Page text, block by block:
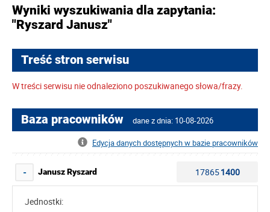
Wyniki wyszukiwania dla zapytania:
"Ryszard Janusz"
Treść stron serwisu
W treści serwisu nie odnaleziono poszukiwanego słowa/frazy.
Baza pracowników dane z dnia: 10-08-2026
Edycja danych dostępnych w bazie pracowników
- Janusz Ryszard 178651400
Jednostki: